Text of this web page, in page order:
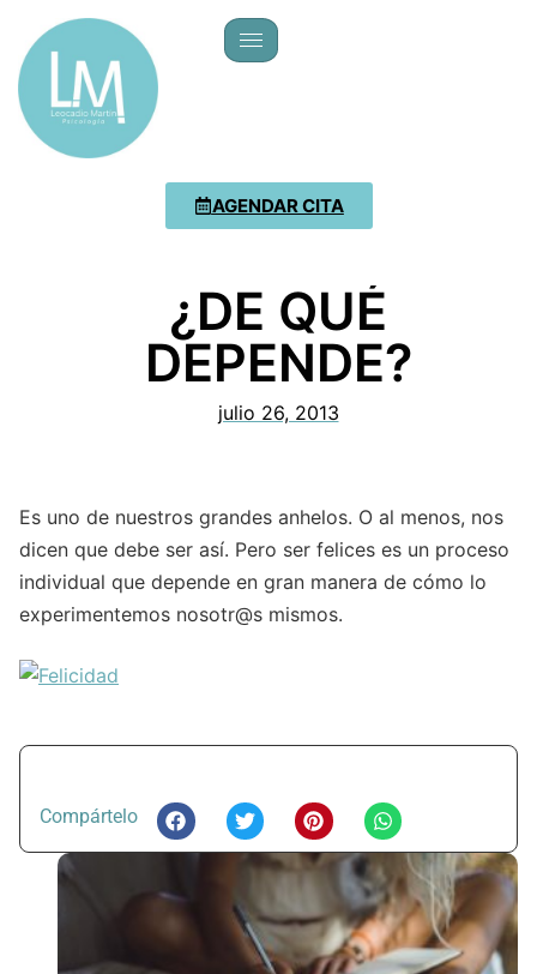
AGENDAR CITA
¿DE QUÉ
DEPENDE?
julio 26, 2013
Es uno de nuestros grandes anhelos. O al menos, nos
dicen que debe ser así. Pero ser felices es un proceso
individual que depende en gran manera de cómo lo
experimentemos nosotr@s mismos.
Compártelo